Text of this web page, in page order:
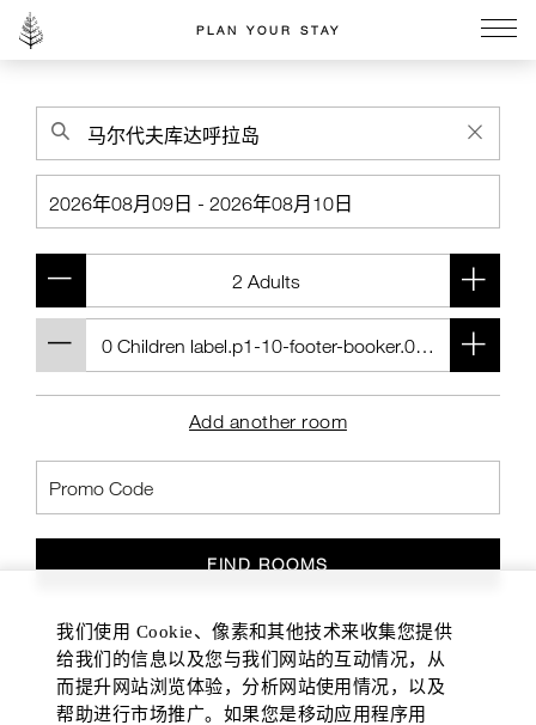
PLAN YOUR STAY
Add another room
FIND ROOMS
我们使用 Cookie、像素和其他技术来收集您提供
给我们的信息以及您与我们网站的互动情况，从
而提升网站浏览体验，分析网站使用情况，以及
帮助进行市场推广。如果您是移动应用程序用